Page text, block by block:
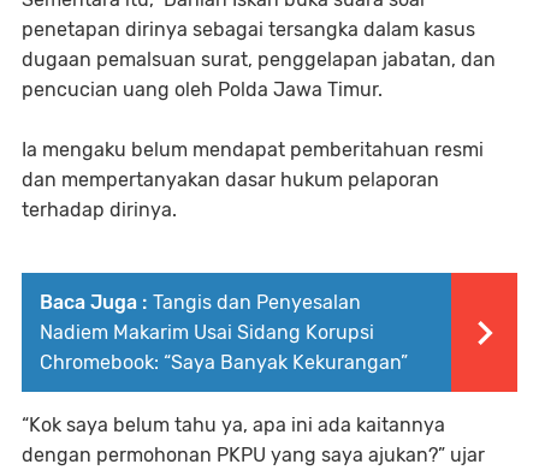
penetapan dirinya sebagai tersangka dalam kasus
dugaan pemalsuan surat, penggelapan jabatan, dan
pencucian uang oleh Polda Jawa Timur.
Ia mengaku belum mendapat pemberitahuan resmi
dan mempertanyakan dasar hukum pelaporan
terhadap dirinya.
Baca Juga : Tangis dan Penyesalan
Nadiem Makarim Usai Sidang Korupsi
Chromebook: “Saya Banyak Kekurangan”
“Kok saya belum tahu ya, apa ini ada kaitannya
dengan permohonan PKPU yang saya ajukan?” ujar